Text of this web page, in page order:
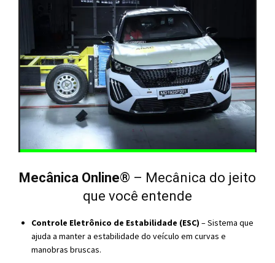
Mecânica Online® – Mecânica do jeito
que você entende
Controle Eletrônico de Estabilidade (ESC) – Sistema que
ajuda a manter a estabilidade do veículo em curvas e
manobras bruscas.